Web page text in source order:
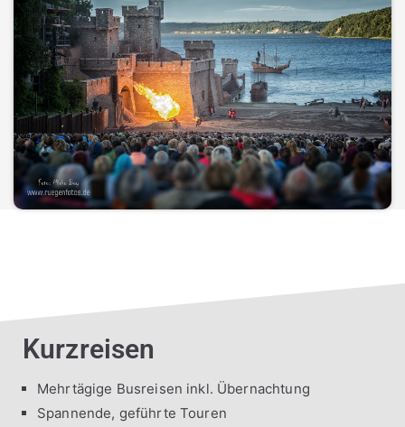
Kurzreisen
Mehrtägige Busreisen inkl. Übernachtung
Spannende, geführte Touren